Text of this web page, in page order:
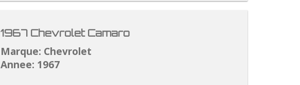
1967 Chevrolet Camaro
Marque: Chevrolet
Annee: 1967